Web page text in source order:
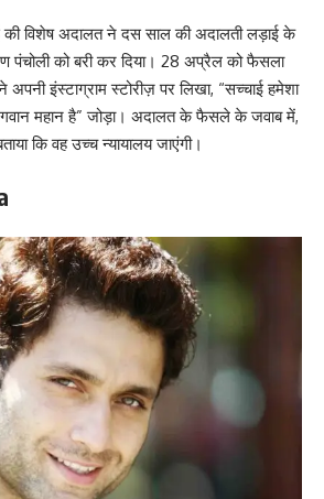
विशेष अदालत ने दस साल की अदालती लड़ाई के
पंचोली को बरी कर दिया। 28 अप्रैल को फैसला
इंस्टाग्राम स्टोरीज़ पर लिखा, “सच्चाई हमेशा
महान है” जोड़ा। अदालत के फैसले के जवाब में,
कि वह उच्च न्यायालय जाएंगी।